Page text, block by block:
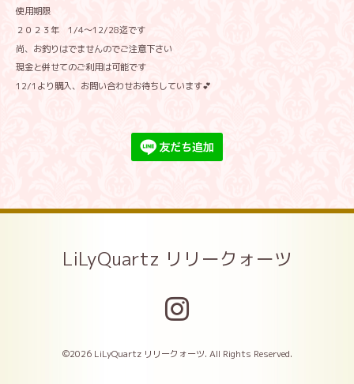
使用期限
２０２３年 1/4〜12/28迄です
尚、お釣りはでませんのでご注意下さい
現金と併せてのご利用は可能です
12/1より購入、お問い合わせお待ちしています💕
LiLyQuartz リリークォーツ
©2026 LiLyQuartz リリークォーツ. All Rights Reserved.